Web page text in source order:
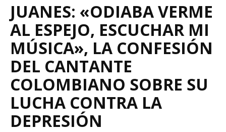
JUANES: «ODIABA VERME
AL ESPEJO, ESCUCHAR MI
MÚSICA», LA CONFESIÓN
DEL CANTANTE
COLOMBIANO SOBRE SU
LUCHA CONTRA LA
DEPRESIÓN